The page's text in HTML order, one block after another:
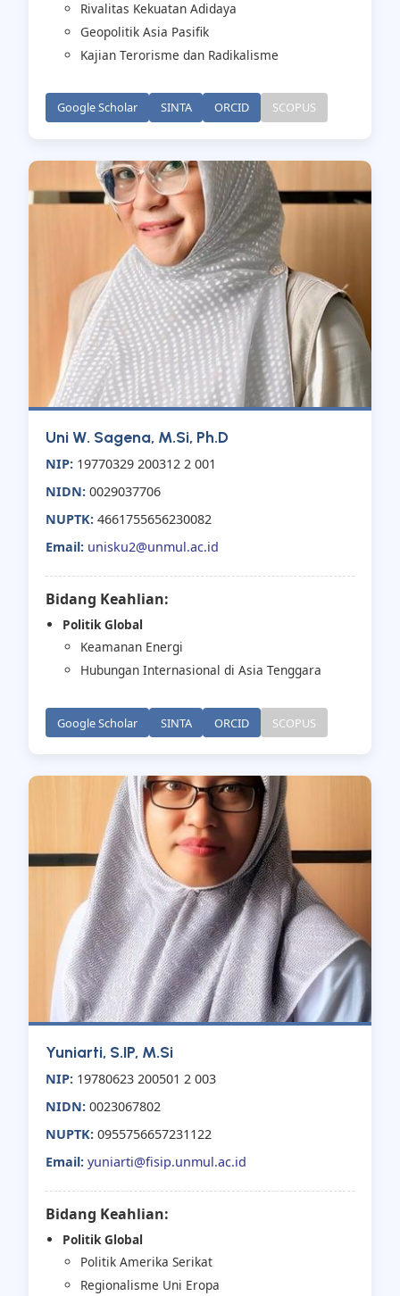
Rivalitas Kekuatan Adidaya
Geopolitik Asia Pasifik
Kajian Terorisme dan Radikalisme
Google Scholar SINTA ORCID SCOPUS
Uni W. Sagena, M.Si, Ph.D
NIP: 19770329 200312 2 001
NIDN: 0029037706
NUPTK: 4661755656230082
Email: unisku2@unmul.ac.id
Bidang Keahlian:
Politik Global
Keamanan Energi
Hubungan Internasional di Asia Tenggara
Google Scholar SINTA ORCID SCOPUS
Yuniarti, S.IP, M.Si
NIP: 19780623 200501 2 003
NIDN: 0023067802
NUPTK: 0955756657231122
Email: yuniarti@fisip.unmul.ac.id
Bidang Keahlian:
Politik Global
Politik Amerika Serikat
Regionalisme Uni Eropa